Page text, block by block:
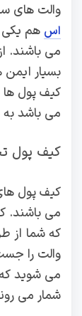
والت های
اس هم یکی
می باشند.
بسیار
کیف پول ها
می باشد به
کیف پول
کیف پول
می باشند.
که شما از
والت را
می شوید
شمار می